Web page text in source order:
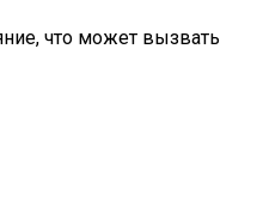
что может вызвать